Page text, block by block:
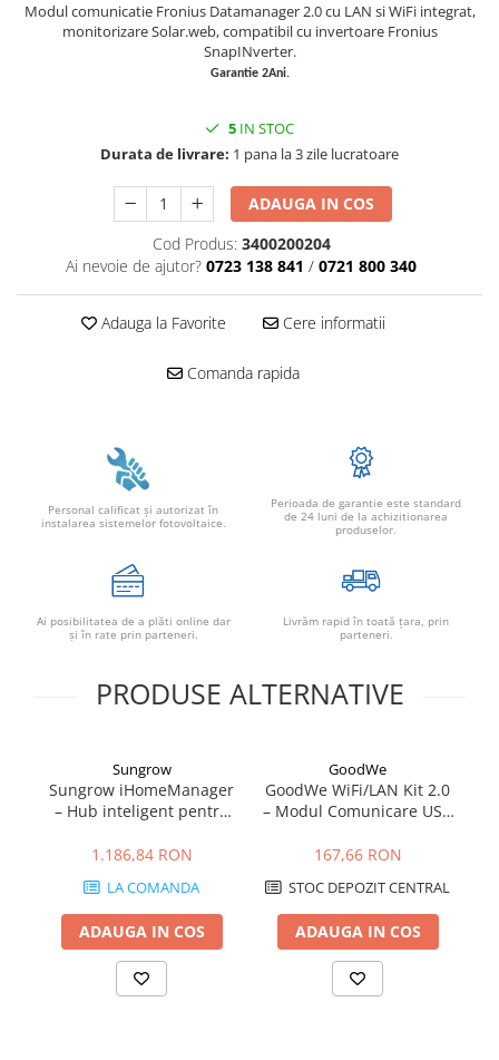
HV
Structura
Structura acoperis tigla
Structura acoperis tabla
Structura acoperis plat
K2-Systems GmbH
Accesorii
Backup Switch
Conectica IEC
Monitorizare
Mufe si conectori
Smart Meter
Statii de reincarcare
Accesorii cabluri
Modul comunicatie Fronius Datamanager 2.0 cu LAN si WiFi integrat,
monitorizare Solar.web, compatibil cu invertoare Fronius
SnapINverter.
Garantie 2Ani.
5 IN STOC
Durata de livrare: 1 pana la 3 zile lucratoare
ADAUGA IN COS
Cod Produs: 3400200204
Ai nevoie de ajutor? 0723 138 841 / 0721 800 340
Adauga la Favorite Cere informatii
Comanda rapida
Personal calificat şi autorizat în
instalarea sistemelor fotovoltaice.
Perioada de garantie este standard
de 24 luni de la achizitionarea
produselor.
Ai posibilitatea de a plăti online dar
şi în rate prin parteneri.
Livrăm rapid în toată țara, prin
parteneri.
PRODUSE ALTERNATIVE
Sungrow
Sungrow iHomeManager
– Hub inteligent pentru
sisteme fotovoltaice
1.186,84 RON
LA COMANDA
ADAUGA IN COS
GoodWe
GoodWe WiFi/LAN Kit 2.0
– Modul Comunicare USB
GoodWe (LAN, WLAN,
167,66 RON
STOC DEPOZIT CENTRAL
ADAUGA IN COS